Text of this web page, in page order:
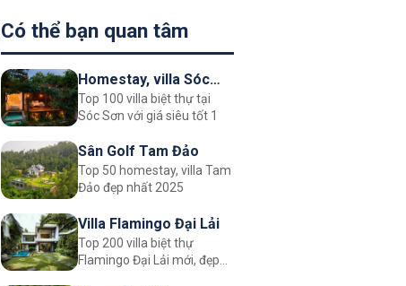
Có thể bạn quan tâm
Homestay, villa Sóc
Sơn
Top 100 villa biệt thự tại
Sóc Sơn với giá siêu tốt 1
Sân Golf Tam Đảo
Top 50 homestay, villa Tam
Đảo đẹp nhất 2025
Villa Flamingo Đại Lải
Top 200 villa biệt thự
Flamingo Đại Lải mới, đẹp